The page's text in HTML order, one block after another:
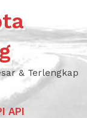
& Terlengkap
API